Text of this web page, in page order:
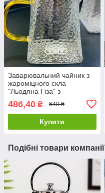
Заварювальний чайник з
жароміцного скла
"Льодяна Гіза" з
486,40 ₴ 640 ₴
Купити
Подібні товари компанії